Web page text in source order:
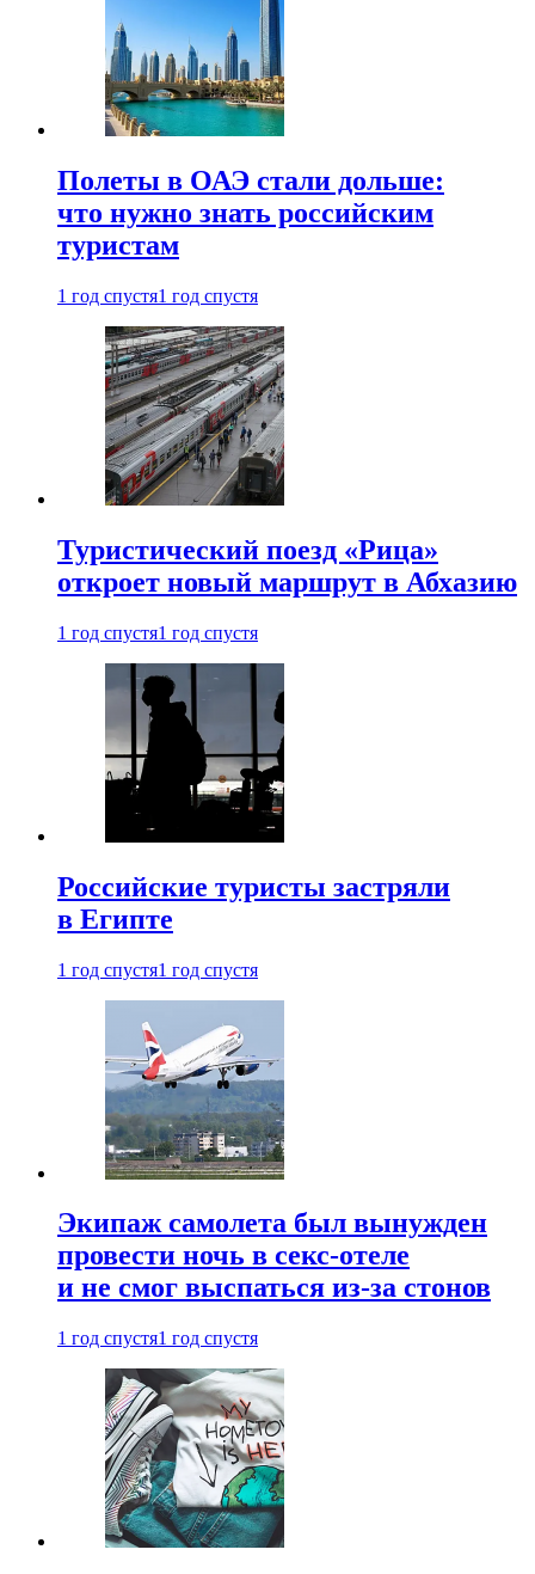
Полеты в ОАЭ стали дольше:
что нужно знать российским
туристам
1 год спустя1 год спустя
Туристический поезд «Рица»
откроет новый маршрут в Абхазию
1 год спустя1 год спустя
Российские туристы застряли
в Египте
1 год спустя1 год спустя
Экипаж самолета был вынужден
провести ночь в секс-отеле
и не смог выспаться из-за стонов
1 год спустя1 год спустя